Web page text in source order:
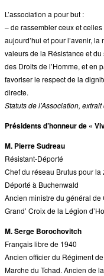
L’association a pour but :
– de rassembler ceux et
aujourd’hui et pour l’avenir,
valeurs de la Résistance et
des Droits de l’Homme, et en
favoriser le respect de la
directe.
Statuts de l’Association, extrait
Présidents d’honneur de «
M. Pierre Sudreau
Résistant-Déporté
Chef du réseau Brutus pour la
Déporté à Buchenwald
Ancien ministre du général de
Grand’ Croix de la Légion
M. Serge Borochovitch
Français libre de 1940
Ancien officier du Régiment
Marche du Tchad. Ancien de